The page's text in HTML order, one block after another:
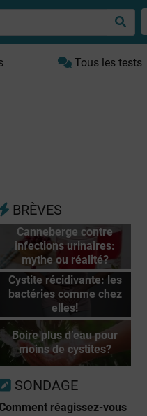
Tous les tests
BRÈVES
Canneberge contre
infections urinaires:
mythe ou réalité?
Cystite récidivante: les
bactéries comme chez
elles!
Boire plus d’eau pour
moins de cystites?
SONDAGE
Comment réagissez-vous